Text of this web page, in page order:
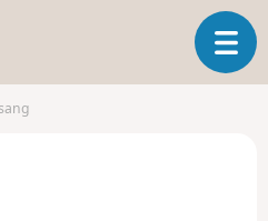
O
u